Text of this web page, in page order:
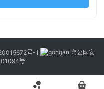
号-1
粤公网安
号